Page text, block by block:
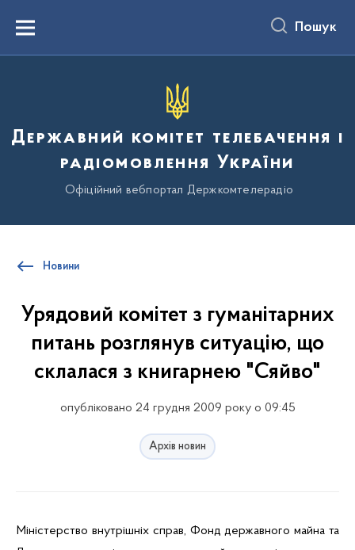
вмістуMenu Пошук
Державний комітет телебачення і
радіомовлення України
Офіційний вебпортал Держкомтелерадіо
Новини
Урядовий комітет з гуманітарних
питань розглянув ситуацію, що
склалася з книгарнею "Сяйво"
опубліковано 24 грудня 2009 року о 09:45
Архів новин
Міністерство внутрішніх справ, Фонд державного майна та